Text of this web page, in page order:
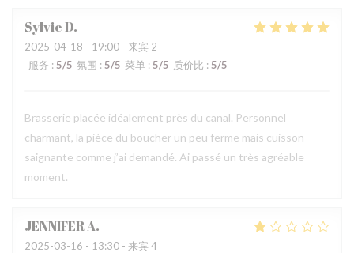
SylvieD
2025-04-18 - 19:00 - 来宾 2
服务 : 5/5 氛围 : 5/5 菜单 : 5/5 质价比 : 5/5
Brasserie placée idéalement près du canal. Personnel
charmant, la pièce du boucher un peu ferme mais cuisson
saignante comme j’ai demandé. Ai passé un très agréable
moment.
JENNIFERA
2025-03-16 - 13:30 - 来宾 4